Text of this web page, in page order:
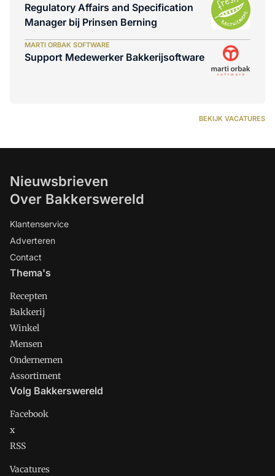
Regulatory Affairs and Specification
Manager bij Prinsen Berning
MARTI ORBAK SOFTWARE
Support Medewerker Bakkerijsoftware
BEKIJK VACATURES
Nieuwsbrieven
Over Bakkerswereld
Klantenservice
Adverteren
Contact
Thema's
Recepten
Bakkerij
Winkel
Mensen
Ondernemen
Assortiment
Volg Bakkerswereld
Facebook
x
RSS
Vacatures